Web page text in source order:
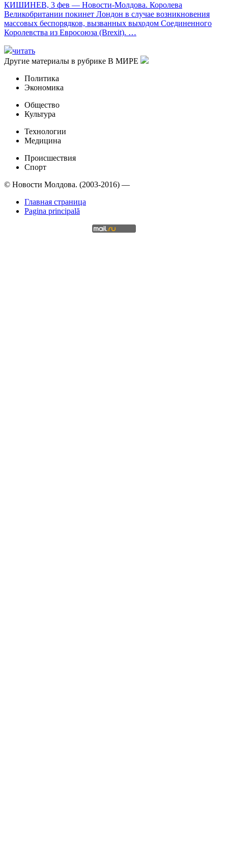
КИШИНЕВ, 3 фев — Новости-Молдова. Королева
Великобритании покинет Лондон в случае возникновения
массовых беспорядков, вызванных выходом Соединенного
Королевства из Евросоюза (Brexit). …
читать
Другие материалы в рубрике В МИРЕ
Политика
Экономика
Общество
Культура
Технологии
Медицина
Происшествия
Спорт
© Новости Молдова. (2003-2016) —
Главная страница
Pagina principală